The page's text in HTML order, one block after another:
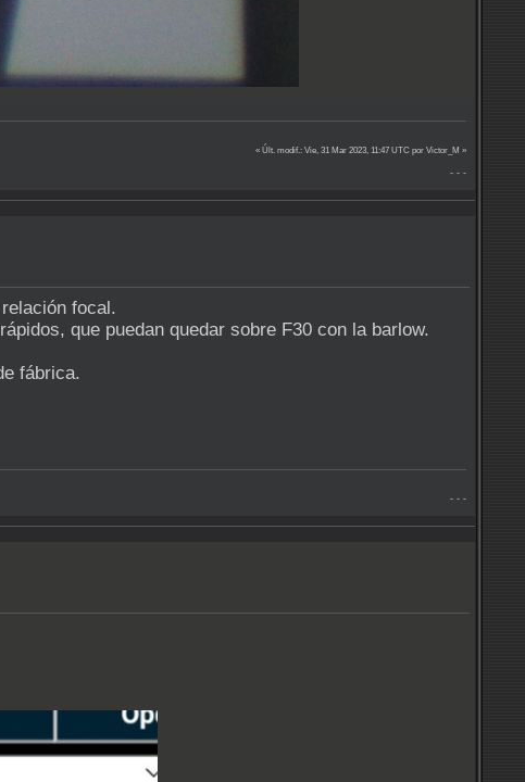
« Últ. modif.: Vie, 31 Mar 2023, 11:47 UTC por Victor_M »
- - -
focal.
que puedan quedar sobre F30 con la barlow.
fábrica.
- - -